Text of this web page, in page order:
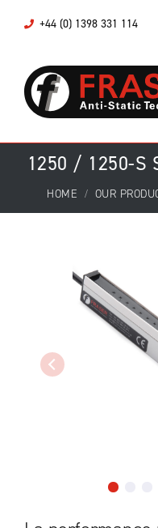
+44 (0) 1398 331 114
1250 / 1250-S
HOME OUR